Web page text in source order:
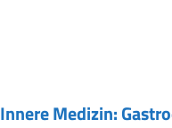
Innere Medizin: